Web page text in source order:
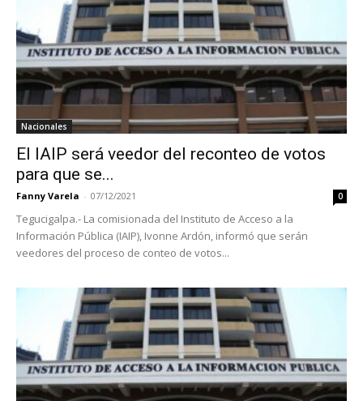
Nacionales
El IAIP será veedor del reconteo de votos
para que se...
Fanny Varela - 07/12/2021 0
Tegucigalpa.- La comisionada del Instituto de Acceso a la
Información Pública (IAIP), Ivonne Ardón, informó que serán
veedores del proceso de conteo de votos...